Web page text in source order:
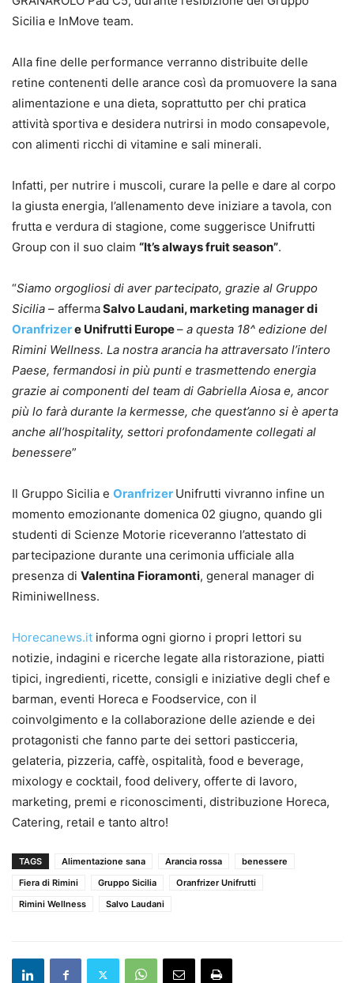
Sicilia e InMove team.
Alla fine delle performance verranno distribuite delle
retine contenenti delle arance così da promuovere la sana
alimentazione e una dieta, soprattutto per chi pratica
attività sportiva e desidera nutrirsi in modo consapevole,
con alimenti ricchi di vitamine e sali minerali.
Infatti, per nutrire i muscoli, curare la pelle e dare al corpo
la giusta energia, l’allenamento deve iniziare a tavola, con
frutta e verdura di stagione, come suggerisce Unifrutti
Group con il suo claim “It’s always fruit season”.
“Siamo orgogliosi di aver partecipato, grazie al Gruppo
Sicilia – affermaSalvo Laudani, marketing manager di
Oranfrizere Unifrutti Europe– a questa 18^ edizione del
Rimini Wellness. La nostra arancia ha attraversato l’intero
Paese, fermandosi in più punti e trasmettendo energia
grazie ai componenti del team di Gabriella Aiosa e, ancor
più lo farà durante la kermesse, che quest’anno si è aperta
anche all’hospitality, settori profondamente collegati al
benessere”
Il Gruppo Sicilia e Oranfrizer Unifrutti vivranno infine un
momento emozionante domenica 02 giugno, quando gli
studenti di Scienze Motorie riceveranno l’attestato di
partecipazione durante una cerimonia ufficiale alla
presenza di Valentina Fioramonti, general manager di
Riminiwellness.
Horecanews.it informa ogni giorno i propri lettori su
notizie, indagini e ricerche legate alla ristorazione, piatti
tipici, ingredienti, ricette, consigli e iniziative degli chef e
barman, eventi Horeca e Foodservice, con il
coinvolgimento e la collaborazione delle aziende e dei
protagonisti che fanno parte dei settori pasticceria,
gelateria, pizzeria, caffè, ospitalità, food e beverage,
mixology e cocktail, food delivery, offerte di lavoro,
marketing, premi e riconoscimenti, distribuzione Horeca,
Catering, retail e tanto altro!
TAGS Alimentazione sana Arancia rossa
benessere
Fiera di Rimini
Gruppo Sicilia
Oranfrizer Unifrutti
Rimini Wellness
Salvo Laudani